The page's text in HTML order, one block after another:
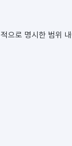
로 명시한 범위